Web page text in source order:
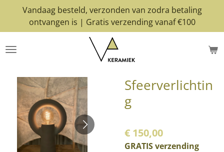
naar
de
Vandaag besteld, verzonden van zodra betaling
ontvangen is | Gratis verzending vanaf €100
Sfeerverlichtin
g
€ 150,00
GRATIS verzending